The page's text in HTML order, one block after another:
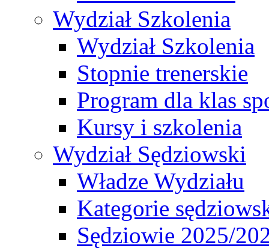
Wydział Szkolenia
Wydział Szkolenia
Stopnie trenerskie
Program dla klas
Kursy i szkolenia
Wydział Sędziowski
Władze Wydziału
Kategorie
Sędziowie 2025/